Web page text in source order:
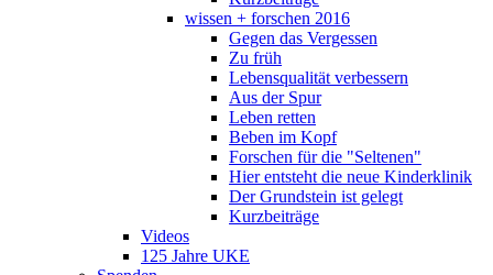
wissen + forschen 2016
Gegen das Vergessen
Zu früh
Lebensqualität verbessern
Aus der Spur
Leben retten
Beben im Kopf
Forschen für die "Seltenen"
Hier entsteht die neue Kinderklinik
Der Grundstein ist gelegt
Kurzbeiträge
Videos
125 Jahre UKE